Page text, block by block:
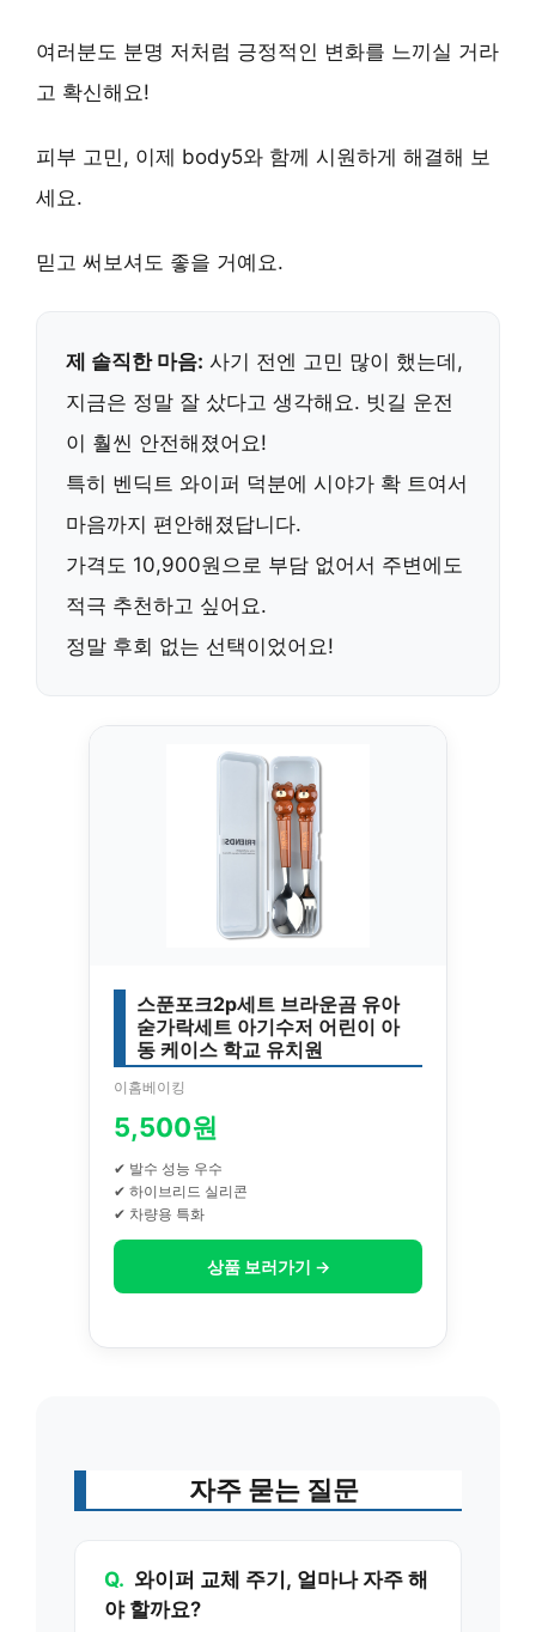
여러분도 분명 저처럼 긍정적인 변화를 느끼실 거라
고 확신해요!
피부 고민, 이제 body5와 함께 시원하게 해결해 보
세요.
믿고 써보셔도 좋을 거예요.
제 솔직한 마음: 사기 전엔 고민 많이 했는데,
지금은 정말 잘 샀다고 생각해요. 빗길 운전
이 훨씬 안전해졌어요!
특히 벤딕트 와이퍼 덕분에 시야가 확 트여서
마음까지 편안해졌답니다.
가격도 10,900원 으로 부담 없어서 주변에도
적극 추천하고 싶어요.
정말 후회 없는 선택이었어요!
스푼포크2p세트 브라운곰 유아
숟가락세트 아기수저 어린이 아
동 케이스 학교 유치원
이홈베이킹
5,500원
✔ 발수 성능 우수
✔ 하이브리드 실리콘
✔ 차량용 특화
상품 보러가기 →
자주 묻는 질문
Q. 와이퍼 교체 주기, 얼마나 자주 해
야 할까요?